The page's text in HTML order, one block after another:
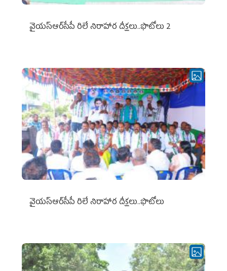
వైయ‌స్ఆర్‌సీపీ రిలే నిరాహార దీక్షలు..ఫొటోలు 2
వైయ‌స్ఆర్‌సీపీ రిలే నిరాహార దీక్షలు..ఫొటోలు